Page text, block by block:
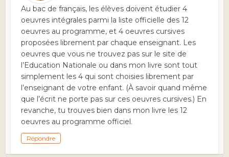
Au bac de français, les élèves doivent étudier 4
oeuvres intégrales parmi la liste officielle des 12
oeuvres au programme, et 4 oeuvres cursives
proposées librement par chaque enseignant. Les
oeuvres que vous ne trouvez pas sur le site de
l’Education Nationale ou dans mon livre sont tout
simplement les 4 qui sont choisies librement par
l’enseignant de votre enfant. (À savoir quand même
que l’écrit ne porte pas sur ces oeuvres cursives.) En
revanche, tu trouves bien dans mon livre les 12
oeuvres au programme officiel.
Répondre